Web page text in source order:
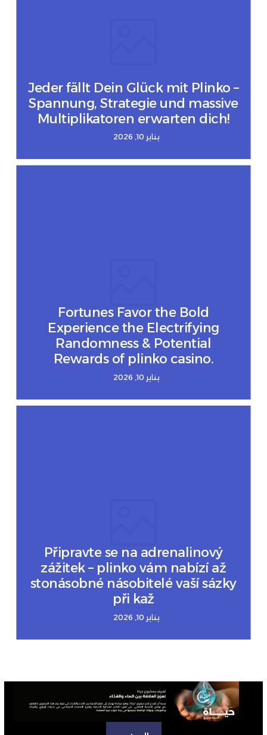
Jeder fällt Dein Glück mit Plinko –
Spannung, Strategie und massive
Multiplikatoren erwarten dich!
يناير 10, 2026
Fortunes Favor the Bold
Experience the Electrifying
Randomness & Potential
Rewards of plinko casino.
يناير 10, 2026
Připravte se na adrenalinový
zážitek – plinko vám nabízí až
stonásobné násobitelé vaší sázky
při kaž
يناير 10, 2026